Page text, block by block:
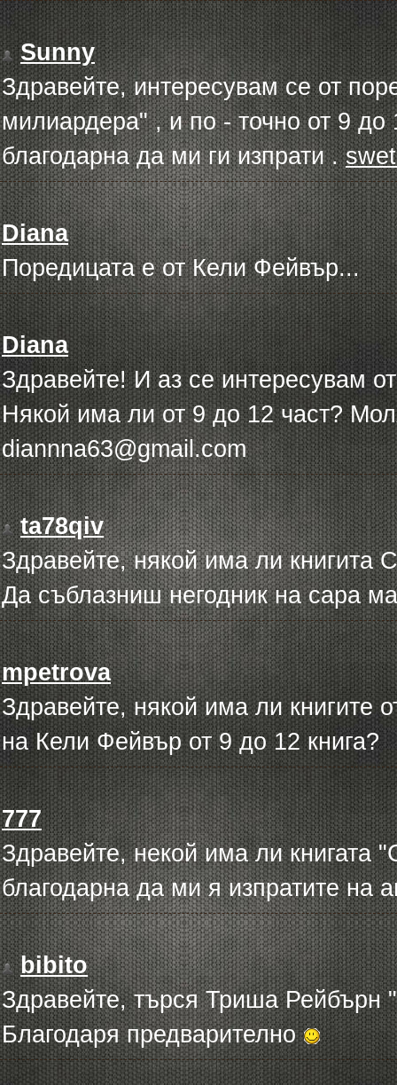
Sunny
Здравейте, интересувам се от
милиардера" , и по - точно от 9
благодарна да ми ги изпрати .
Diana
Поредицата е от Кели Фейвър...
Diana
Здравейте! И аз се интересувам
Някой има ли от 9 до 12 част?
diannna63@gmail.com
ta78qiv
Здравейте, някой има ли книгита
Да съблазниш негодник на сара
mpetrova
Здравейте, някой има ли книгите
на Кели Фейвър от 9 до 12 книга?
777
Здравейте, некой има ли
благодарна да ми я изпратите на
bibito
Здравейте, търся Триша Рейбърн
Благодаря предварително